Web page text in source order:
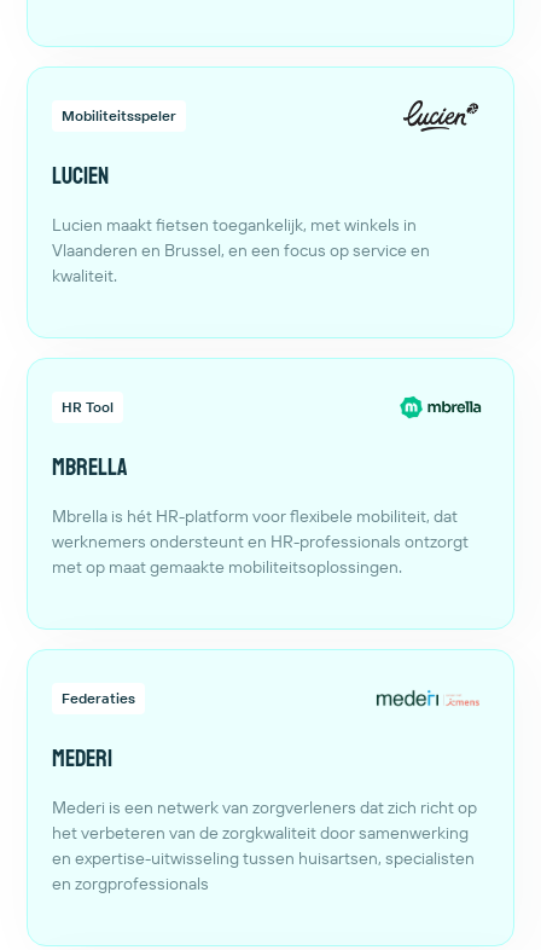
Mobiliteitsspeler
Lucien
Lucien maakt fietsen toegankelijk, met winkels in
Vlaanderen en Brussel, en een focus op service en
kwaliteit.
HR Tool
Mbrella
Mbrella is hét HR-platform voor flexibele mobiliteit, dat
werknemers ondersteunt en HR-professionals ontzorgt
met op maat gemaakte mobiliteitsoplossingen.
Federaties
Mederi
Mederi is een netwerk van zorgverleners dat zich richt op
het verbeteren van de zorgkwaliteit door samenwerking
en expertise-uitwisseling tussen huisartsen, specialisten
en zorgprofessionals